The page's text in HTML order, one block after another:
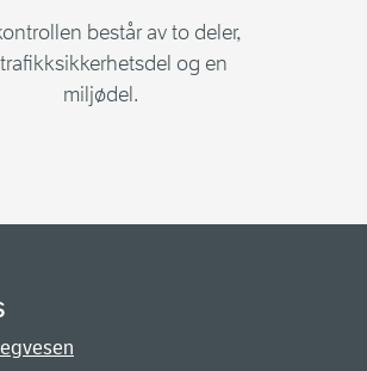
består av to deler,
og en
miljødel.